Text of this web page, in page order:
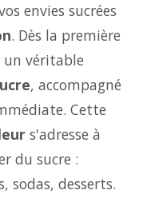
envies sucrées
. Dès la première
un véritable
, accompagné
Cette
s'adresse à
du sucre :
sodas, desserts.